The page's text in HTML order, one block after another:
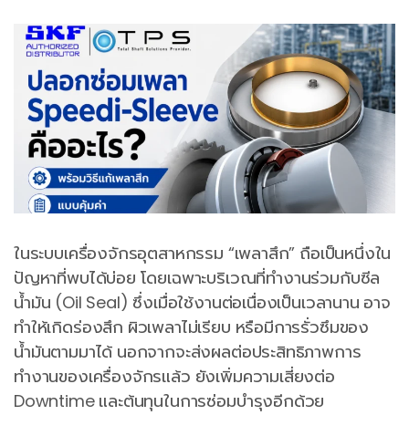
ในระบบเครื่องจักรอุตสาหกรรม “เพลาสึก” ถือเป็นหนึ่งใน
ปัญหาที่พบได้บ่อย โดยเฉพาะบริเวณที่ทำงานร่วมกับซีล
น้ำมัน (Oil Seal) ซึ่งเมื่อใช้งานต่อเนื่องเป็นเวลานาน อาจ
ทำให้เกิดร่องสึก ผิวเพลาไม่เรียบ หรือมีการรั่วซึมของ
น้ำมันตามมาได้ นอกจากจะส่งผลต่อประสิทธิภาพการ
ทำงานของเครื่องจักรแล้ว ยังเพิ่มความเสี่ยงต่อ
Downtime และต้นทุนในการซ่อมบำรุงอีกด้วย